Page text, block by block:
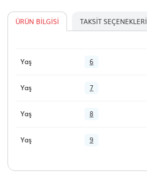
ÜRÜN BILGISI TAKSIT SEÇENEKLERI
Yaş 6
Yaş 7
Yaş 8
Yaş 9